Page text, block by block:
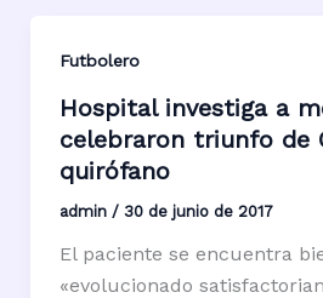
Futbolero
Hospital investiga a
celebraron triunfo de
quirófano
admin / 30 de junio de 2017
El paciente se encuentra
«evolucionado